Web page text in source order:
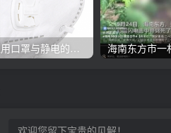
KN95/N95医用口罩与静电的秘密关系